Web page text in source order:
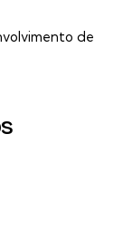
de